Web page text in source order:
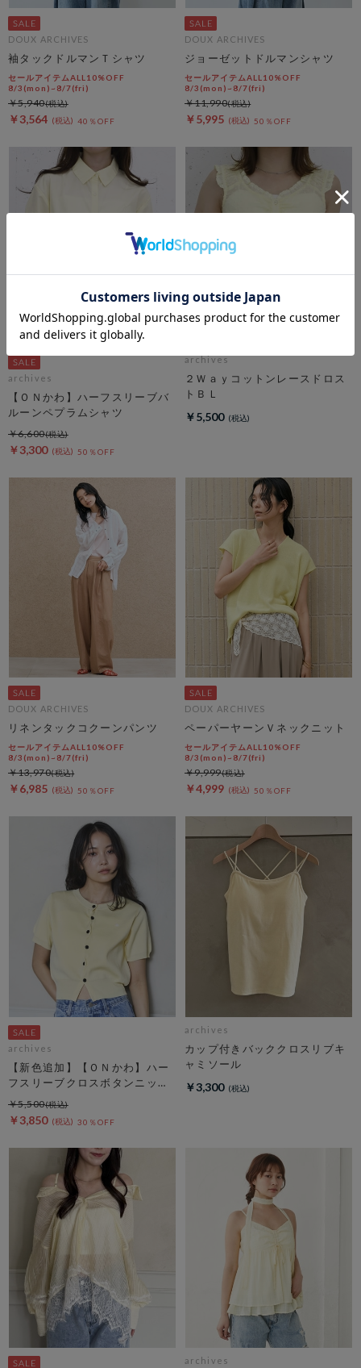
DOUX ARCHIVES
袖タックドルマンＴシャツ
セールアイテムALL10%OFF
8/3(mon)~8/7(fri)
￥3,564 40％OFF
￥5,940
DOUX ARCHIVES
ジョーゼットドルマンシャツ
セールアイテムALL10%OFF
8/3(mon)~8/7(fri)
￥5,995 50％OFF
￥11,990
archives
【ＯＮかわ】ハーフスリーブバ
ルーンペプラムシャツ
￥3,300 50％OFF
￥6,600
archives
２Ｗａｙコットンレースドロス
トＢＬ
￥5,500
DOUX ARCHIVES
リネンタックコクーンパンツ
セールアイテムALL10%OFF
8/3(mon)~8/7(fri)
￥6,985 50％OFF
￥13,970
DOUX ARCHIVES
ペーパーヤーンＶネックニット
セールアイテムALL10%OFF
8/3(mon)~8/7(fri)
￥4,999 50％OFF
￥9,999
archives
【新色追加】【ＯＮかわ】ハー
フスリーブクロスボタンニット
カーディガン
￥3,850 30％OFF
￥5,500
archives
カップ付きバッククロスリブキ
ャミソール
￥3,300
archives